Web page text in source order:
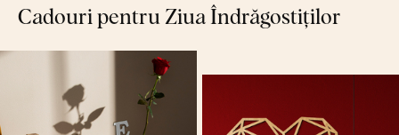
Cadouri pentru Ziua Îndrăgostiților